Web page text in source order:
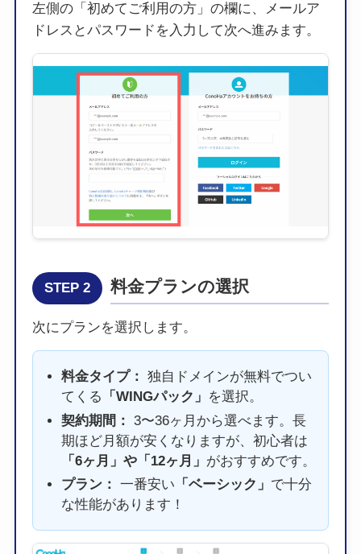
左側の「初めてご利用の方」の欄に、メールア
ドレスとパスワードを入力して次へ進みます。
STEP 2 料金プランの選択
次にプランを選択します。
料金タイプ： 独自ドメインが無料でつい
てくる
「WINGパック」 を選択。
契約期間： 3〜36ヶ月から選べます。長
期ほど月額が安くなりますが、初心者は
「6ヶ月」や「12ヶ月」 がおすすめです。
プラン： 一番安い 「ベーシック」 で十分
な性能があります！